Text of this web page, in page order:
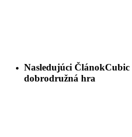
Nasledujúci ČlánokCubic
dobrodružná hra